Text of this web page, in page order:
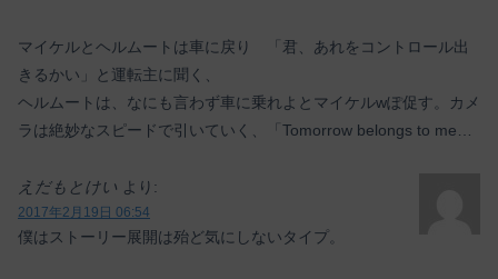
マイケルとヘルムートは車に戻り 「君、あれをコントロール出
きるかい」と運転主に聞く、
ヘルムートは、なにも言わず車に乗れよとマイケルwぽ促す。カメ
ラは絶妙なスピードで引いていく、「Tomorrow belongs to me…
えだもとけい より:
2017年2月19日 06:54
僕はストーリー展開は殆ど気にしないタイプ。